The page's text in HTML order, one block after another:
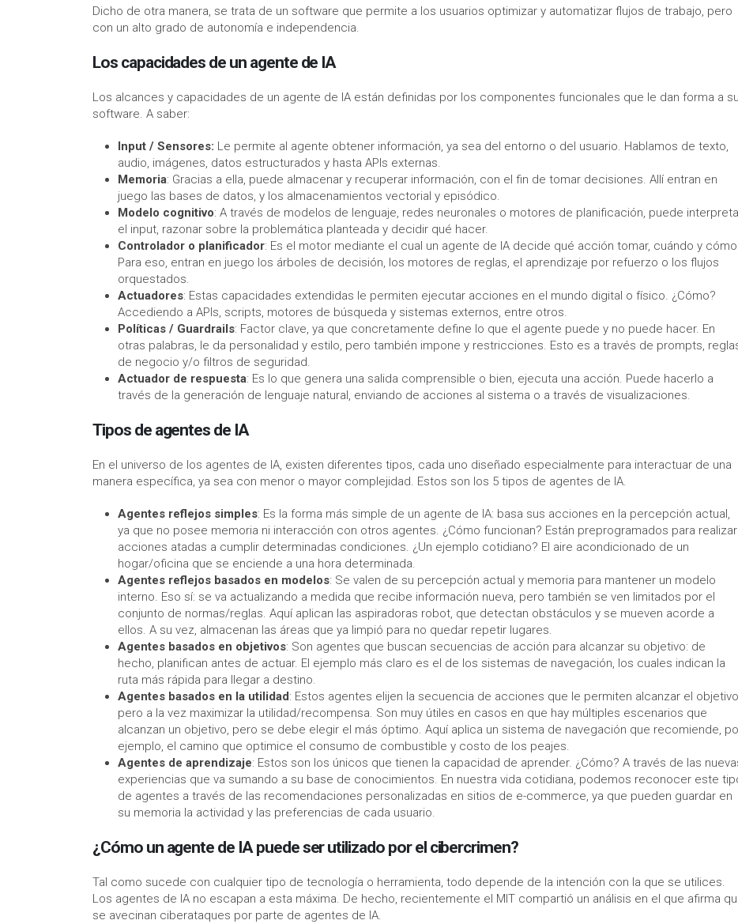
Dicho de otra manera, se trata de un software que permite a los usuarios optimizar y automatizar flujos de trabajo, pero
con un alto grado de autonomía e independencia.
Los capacidades de un agente de IA
Los alcances y capacidades de un agente de IA están definidas por los componentes funcionales que le dan forma a su
software. A saber:
Input / Sensores: Le permite al agente obtener información, ya sea del entorno o del usuario. Hablamos de texto,
audio, imágenes, datos estructurados y hasta APIs externas.
Memoria: Gracias a ella, puede almacenar y recuperar información, con el fin de tomar decisiones. Allí entran en
juego las bases de datos, y los almacenamientos vectorial y episódico.
Modelo cognitivo: A través de modelos de lenguaje, redes neuronales o motores de planificación, puede
el input, razonar sobre la problemática planteada y decidir qué hacer.
Controlador o planificador: Es el motor mediante el cual un agente de IA decide qué acción tomar, cuándo y
Para eso, entran en juego los árboles de decisión, los motores de reglas, el aprendizaje por refuerzo o los flujos
orquestados.
Actuadores: Estas capacidades extendidas le permiten ejecutar acciones en el mundo digital o físico. ¿Cómo?
Accediendo a APIs, scripts, motores de búsqueda y sistemas externos, entre otros.
Políticas / Guardrails: Factor clave, ya que concretamente define lo que el agente puede y no puede hacer. En
otras palabras, le da personalidad y estilo, pero también impone y restricciones. Esto es a través de prompts,
de negocio y/o filtros de seguridad.
Actuador de respuesta: Es lo que genera una salida comprensible o bien, ejecuta una acción. Puede hacerlo a
través de la generación de lenguaje natural, enviando de acciones al sistema o a través de visualizaciones.
Tipos de agentes de IA
En el universo de los agentes de IA, existen diferentes tipos, cada uno diseñado especialmente para interactuar de una
manera específica, ya sea con menor o mayor complejidad. Estos son los 5 tipos de agentes de IA.
Agentes reflejos simples: Es la forma más simple de un agente de IA: basa sus acciones en la percepción actual,
ya que no posee memoria ni interacción con otros agentes. ¿Cómo funcionan? Están preprogramados para realizar
acciones atadas a cumplir determinadas condiciones. ¿Un ejemplo cotidiano? El aire acondicionado de un
hogar/oficina que se enciende a una hora determinada.
Agentes reflejos basados en modelos: Se valen de su percepción actual y memoria para mantener un modelo
interno. Eso sí: se va actualizando a medida que recibe información nueva, pero también se ven limitados por el
conjunto de normas/reglas. Aquí aplican las aspiradoras robot, que detectan obstáculos y se mueven acorde a
ellos. A su vez, almacenan las áreas que ya limpió para no quedar repetir lugares.
Agentes basados en objetivos: Son agentes que buscan secuencias de acción para alcanzar su objetivo: de
hecho, planifican antes de actuar. El ejemplo más claro es el de los sistemas de navegación, los cuales indican la
ruta más rápida para llegar a destino.
Agentes basados en la utilidad: Estos agentes elijen la secuencia de acciones que le permiten alcanzar el
pero a la vez maximizar la utilidad/recompensa. Son muy útiles en casos en que hay múltiples escenarios que
alcanzan un objetivo, pero se debe elegir el más óptimo. Aquí aplica un sistema de navegación que recomiende,
ejemplo, el camino que optimice el consumo de combustible y costo de los peajes.
Agentes de aprendizaje: Estos son los únicos que tienen la capacidad de aprender. ¿Cómo? A través de las
experiencias que va sumando a su base de conocimientos. En nuestra vida cotidiana, podemos reconocer este
de agentes a través de las recomendaciones personalizadas en sitios de e-commerce, ya que pueden guardar en
su memoria la actividad y las preferencias de cada usuario.
¿Cómo un agente de IA puede ser utilizado por el cibercrimen?
Tal como sucede con cualquier tipo de tecnología o herramienta, todo depende de la intención con la que se utilices.
Los agentes de IA no escapan a esta máxima. De hecho, recientemente el MIT compartió un análisis en el que afirma
se avecinan ciberataques por parte de agentes de IA.